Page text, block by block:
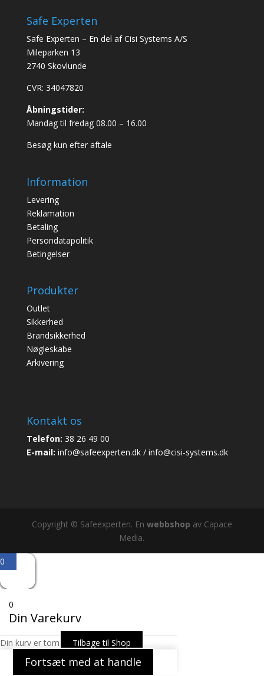
Safe Experten
Safe Experten – En del af Cisi Systems A/S
Mileparken 13
2740 Skovlunde
CVR: 34047820
Åbningstider:
Mandag til fredag 08.00 – 16.00
Besøg kun efter aftale
Information
Levering
Reklamation
Betaling
Persondatapolitik
Betingelser
Produkter
Outlet
Sikkerhed
Brandsikkerhed
Nøgleskabe
Arkivering
Kontakt os
Telefon: 38 26 49 00
E-mail: info@safeexperten.dk / info@cisi-systems.dk
Copyright © Safeexperten. En webbshop av Capace
Media.
0
0
Din Varekurv
Din kurv er tom Tilbage til Shop
Fortsæt med at handle